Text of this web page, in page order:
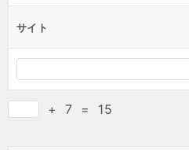
サイト
+ 7 = 15